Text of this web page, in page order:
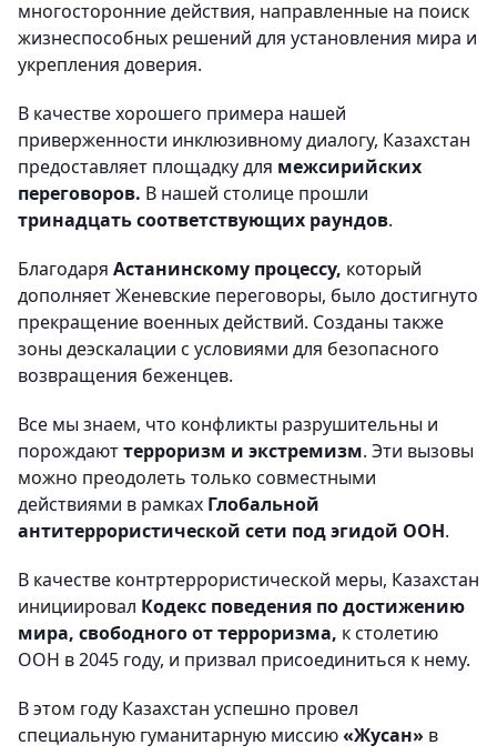
многосторонние действия, направленные на поиск
жизнеспособных решений для установления мира и
укрепления доверия.
В качестве хорошего примера нашей
приверженности инклюзивному диалогу, Казахстан
предоставляет площадку для межсирийских
переговоров. В нашей столице прошли
тринадцать соответствующих раундов.
Благодаря Астанинскому процессу, который
дополняет Женевские переговоры, было достигнуто
прекращение военных действий. Созданы также
зоны деэскалации с условиями для безопасного
возвращения беженцев.
Все мы знаем, что конфликты разрушительны и
порождаюттерроризм и экстремизм. Эти вызовы
можно преодолеть только совместными
действиями в рамках Глобальной
антитеррористической сети под эгидой ООН.
В качестве контртеррористической меры, Казахстан
инициировал Кодекс поведения по достижению
мира, свободного от терроризма, к столетию
ООН в 2045 году, и призвал присоединиться к нему.
В этом году Казахстан успешно провел
специальную гуманитарную миссию«Жусан» в